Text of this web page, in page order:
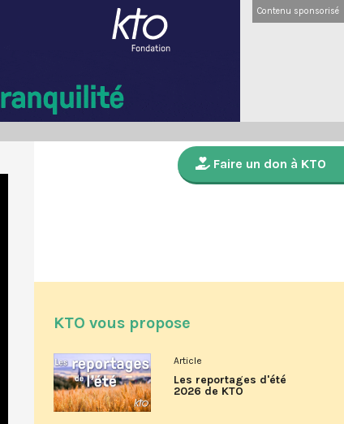
Contenu sponsorisé
Faire un don à KTO
KTO vous propose
Article
Les reportages d'été
2026 de KTO